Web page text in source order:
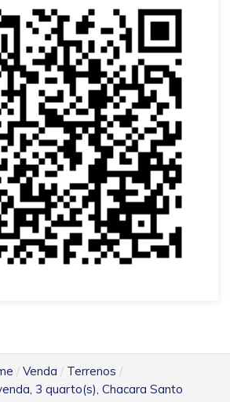
Venda
Terrenos
3 quarto(s), Chacara Santo